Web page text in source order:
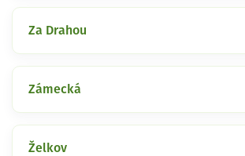
Za Drahou
Zámecká
Želkov